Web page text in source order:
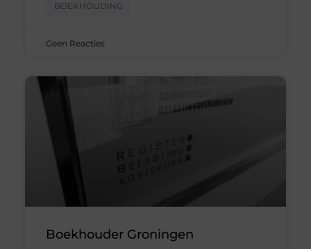
BOEKHOUDING
Geen Reacties
Boekhouder Groningen